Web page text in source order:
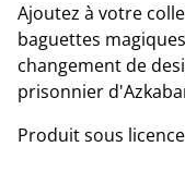
Ajoutez à votre
baguettes
changement de
prisonnier
Produit sous